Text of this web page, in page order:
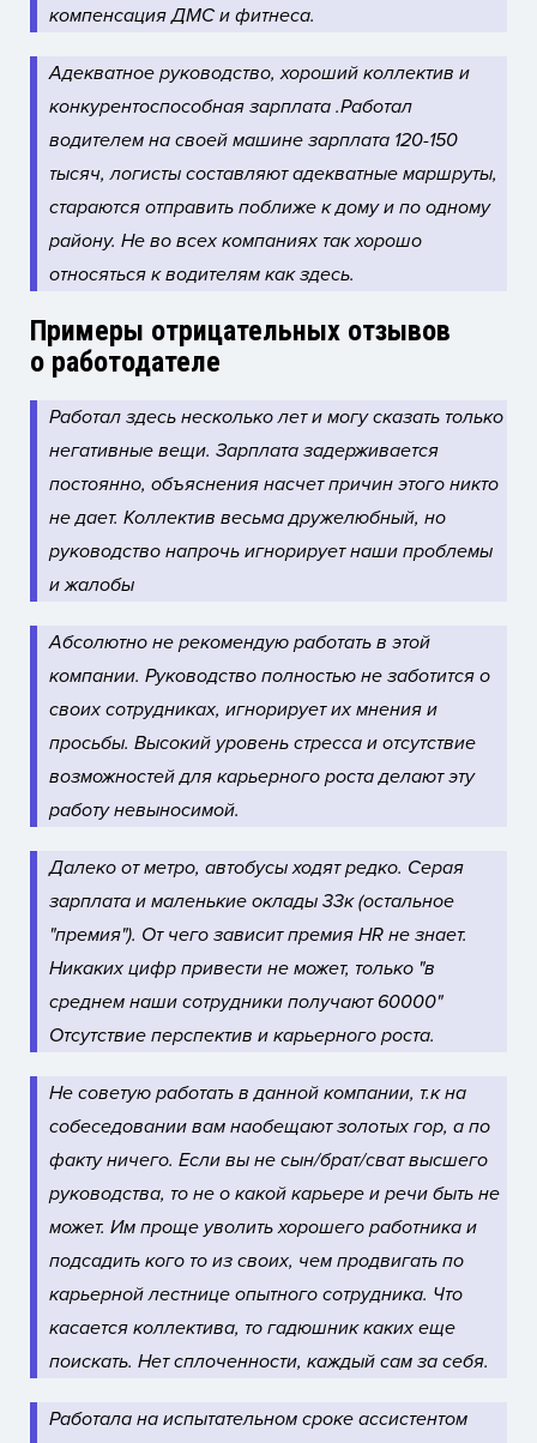
компенсация ДМС и фитнеса.
Адекватное руководство, хороший коллектив и
конкурентоспособная зарплата .Работал
водителем на своей машине зарплата 120-150
тысяч, логисты составляют адекватные маршруты,
стараются отправить поближе к дому и по одному
району. Не во всех компаниях так хорошо
относяться к водителям как здесь.
Примеры отрицательных отзывов
о работодателе
Работал здесь несколько лет и могу сказать только
негативные вещи. Зарплата задерживается
постоянно, объяснения насчет причин этого никто
не дает. Коллектив весьма дружелюбный, но
руководство напрочь игнорирует наши проблемы
и жалобы
Абсолютно не рекомендую работать в этой
компании. Руководство полностью не заботится о
своих сотрудниках, игнорирует их мнения и
просьбы. Высокий уровень стресса и отсутствие
возможностей для карьерного роста делают эту
работу невыносимой.
Далеко от метро, автобусы ходят редко. Серая
зарплата и маленькие оклады 33к (остальное
"премия"). От чего зависит премия HR не знает.
Никаких цифр привести не может, только "в
среднем наши сотрудники получают 60000"
Отсутствие перспектив и карьерного роста.
Не советую работать в данной компании, т.к на
собеседовании вам наобещают золотых гор, а по
факту ничего. Если вы не сын/брат/сват высшего
руководства, то не о какой карьере и речи быть не
может. Им проще уволить хорошего работника и
подсадить кого то из своих, чем продвигать по
карьерной лестнице опытного сотрудника. Что
касается коллектива, то гадюшник каких еще
поискать. Нет сплоченности, каждый сам за себя.
Работала на испытательном сроке ассистентом